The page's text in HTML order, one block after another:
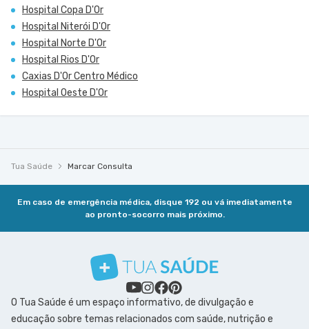
Hospital Copa D'Or
Hospital Niterói D'Or
Hospital Norte D'Or
Hospital Rios D'Or
Caxias D'Or Centro Médico
Hospital Oeste D'Or
Tua Saúde Marcar Consulta
Em caso de emergência médica, disque 192 ou vá imediatamente
ao pronto-socorro mais próximo.
O Tua Saúde é um espaço informativo, de divulgação e
educação sobre temas relacionados com saúde, nutrição e